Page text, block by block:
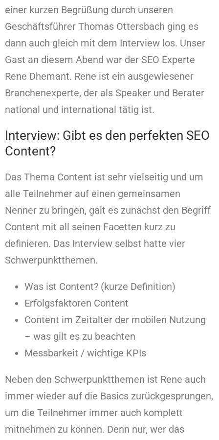
einer kurzen Begrüßung durch unseren
Geschäftsführer Thomas Ottersbach ging es
dann auch gleich mit dem Interview los. Unser
Gast an diesem Abend war der SEO Experte
Rene Dhemant. Rene ist ein ausgewiesener
Branchenexperte, der als Speaker und Berater
national und international tätig ist.
Interview: Gibt es den perfekten SEO
Content?
Das Thema Content ist sehr vielseitig und um
alle Teilnehmer auf einen gemeinsamen
Nenner zu bringen, galt es zunächst den Begriff
Content mit all seinen Facetten kurz zu
definieren. Das Interview selbst hatte vier
Schwerpunktthemen.
Was ist Content? (kurze Definition)
Erfolgsfaktoren Content
Content im Zeitalter der mobilen Nutzung
– was gilt es zu beachten
Messbarkeit / wichtige KPIs
Neben den Schwerpunktthemen ist Rene auch
immer wieder auf die Basics zurückgesprungen,
um die Teilnehmer immer auch komplett
mitnehmen zu können. Denn nur, wer das